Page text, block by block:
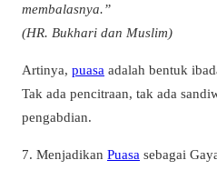
membalasnya.”
(HR. Bukhari dan Muslim)
Artinya, puasa adalah bentuk
Tak ada pencitraan, tak ada
pengabdian.
7. Menjadikan Puasa sebagai